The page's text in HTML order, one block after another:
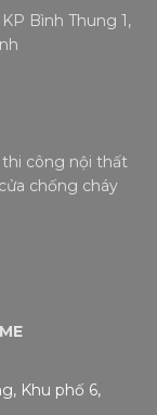
Bình Thung 1,
công nội thất
chống cháy
Khu phố 6,